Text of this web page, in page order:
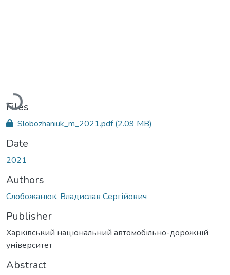
Loading...
Files
Slobozhaniuk_m_2021.pdf(2.09 MB)
Date
2021
Authors
Слобожанюк, Владислав Сергійович
Publisher
Харківський національний автомобільно-дорожній
університет
Abstract